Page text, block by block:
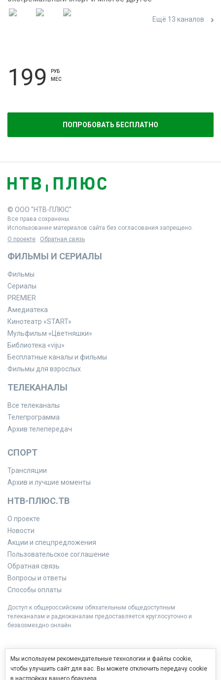
Ещё 13 каналов
199
РУБ
МЕС
ПОПРОБОВАТЬ БЕСПЛАТНО
© ООО "НТВ-ПЛЮС"
Все права сохранены.
Использование материалов сайта без согласования запрещено.
О проекте
Обратная связь
ФИЛЬМЫ И СЕРИАЛЫ
Фильмы
Сериалы
PREMIER
Амедиатека
Кинотеатр «START»
Мульфильм «Цветняшки»
Библиотека «viju»
Бесплатные каналы и фильмы
Фильмы для взрослых
ТЕЛЕКАНАЛЫ
Все телеканалы
Телепрограмма
Архив телепередач
СПОРТ
Трансляции
Архив и лучшие моменты
НТВ-ПЛЮС.ТВ
О проекте
Новости
Акции и спецпредложения
Пользовательское соглашение
Обратная связь
Вопросы и ответы
Способы оплаты
Доступ к общероссийским обязательным общедоступным
телеканалам и радиоканалам предоставляется круглосуточно и
безвозмездно онлайн.
Мы используем рекомендательные технологии и файлы cookie,
чтобы улучшить сайт для вас. Вы можете отключить передачу cookie
в настройках вашего браузера